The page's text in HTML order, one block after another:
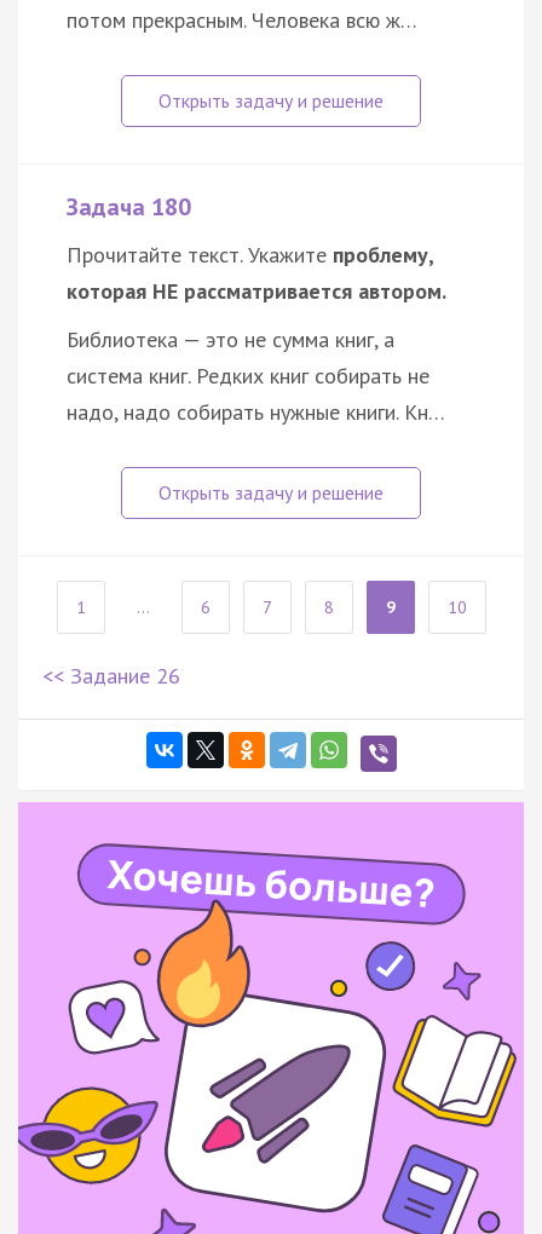
потом прекрасным. Человека всю ж…
Задача 180
Прочитайте текст. Укажите проблему,
которая НЕ рассматривается автором.
Библиотека — это не сумма книг, а
система книг. Редких книг собирать не
надо, надо собирать нужные книги. Кн…
1 ... 6 7 8 9 10
<< Задание 26